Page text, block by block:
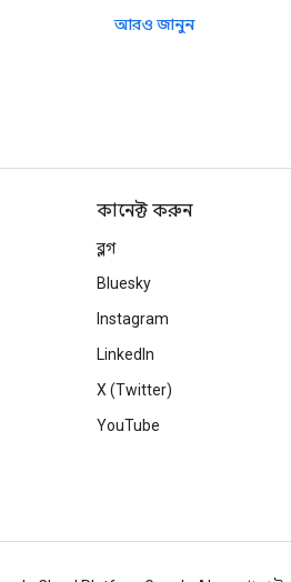
আরও জানুন
কানেক্ট করুন
ব্লগ
Bluesky
Instagram
LinkedIn
X (Twitter)
YouTube